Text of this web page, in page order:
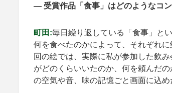
— 受賞作品「食事」はどのようなコ
町田:毎日繰り返している「食事」と
何を食べたのかによって、それぞれ
回の絵では、実際に私が参加した飲
がどのくらいいたのか、何を頼んだ
の空気や音、味の記憶ごと画面に込め